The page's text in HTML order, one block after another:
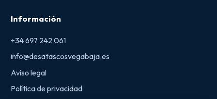
Información
+34 697 242 061
info@desatascosvegabaja.es
Aviso legal
Política de privacidad